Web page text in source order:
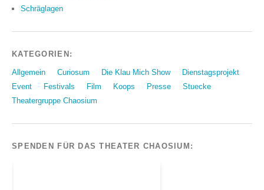
Schräglagen
KATEGORIEN:
Allgemein Curiosum Die Klau Mich Show
Dienstagsprojekt
Event
Festivals Film Koops Presse
Stuecke
Theatergruppe Chaosium
SPENDEN FÜR DAS THEATER CHAOSIUM: